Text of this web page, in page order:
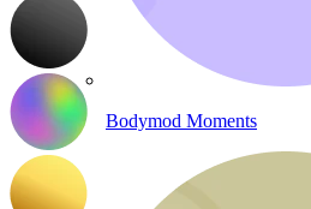
Bodymod Moments